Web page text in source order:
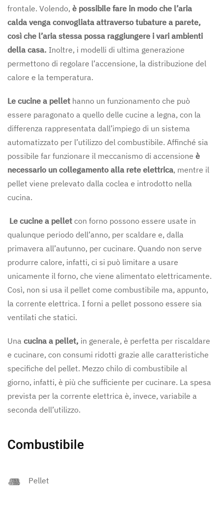
frontale. Volendo, è possibile fare in modo che l’aria
calda venga convogliata attraverso tubature a parete,
così che l’aria stessa possa raggiungere i vari ambienti
della casa. Inoltre, i modelli di ultima generazione
permettono di regolare l’accensione, la distribuzione del
calore e la temperatura.
Le cucine a pellet hanno un funzionamento che può
essere paragonato a quello delle cucine a legna, con la
differenza rappresentata dall’impiego di un sistema
automatizzato per l’utilizzo del combustibile. Affinché sia
possibile far funzionare il meccanismo di accensione è
necessario un collegamento alla rete elettrica, mentre il
pellet viene prelevato dalla coclea e introdotto nella
cucina.
Le cucine a pellet con forno possono essere usate in
qualunque periodo dell’anno, per scaldare e, dalla
primavera all’autunno, per cucinare. Quando non serve
produrre calore, infatti, ci si può limitare a usare
unicamente il forno, che viene alimentato elettricamente.
Così, non si usa il pellet come combustibile ma, appunto,
la corrente elettrica. I forni a pellet possono essere sia
ventilati che statici.
Una cucina a pellet, in generale, è perfetta per riscaldare
e cucinare, con consumi ridotti grazie alle caratteristiche
specifiche del pellet. Mezzo chilo di combustibile al
giorno, infatti, è più che sufficiente per cucinare. La spesa
prevista per la corrente elettrica è, invece, variabile a
seconda dell’utilizzo.
Combustibile
Pellet